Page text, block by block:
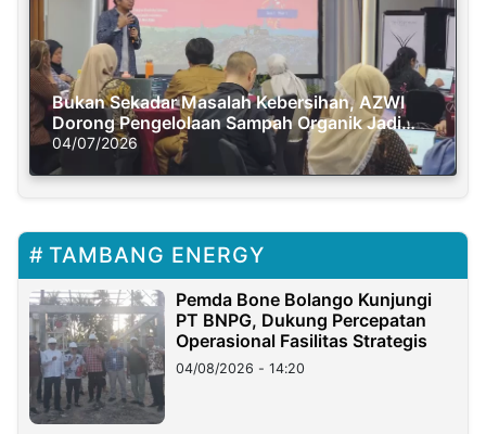
Bukan Sekadar Masalah Kebersihan, AZWI
Dorong Pengelolaan Sampah Organik Jadi
Solusi Krisis Iklim
04/07/2026
TAMBANG ENERGY
Pemda Bone Bolango Kunjungi
PT BNPG, Dukung Percepatan
Operasional Fasilitas Strategis
04/08/2026 - 14:20